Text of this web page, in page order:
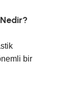
bir